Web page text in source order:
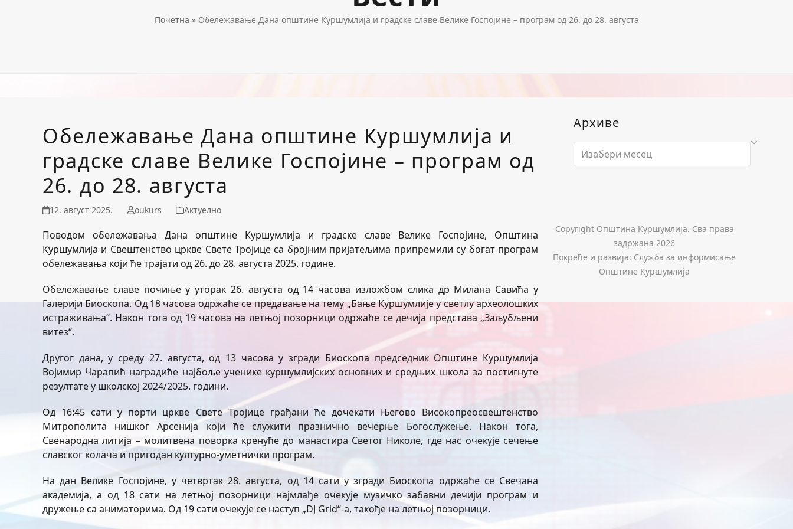
Почетна » Обележавање Дана општине Куршумлија и градске славе Велике Госпојине – програм од 26. до 28. августа
Обележавање Дана општине Куршумлија и
градске славе Велике Госпојине – програм од
26. до 28. августа
12. август 2025. oukurs Актуелно
Поводом обележавања Дана општине Куршумлија и градске славе Велике Госпојине, Општина
Куршумлија и Свештенство цркве Свете Тројице са бројним пријатељима припремили су богат програм
обележавања који ће трајати од 26. до 28. августа 2025. године.
Обележавање славе почиње у уторак 26. августа од 14 часова изложбом слика др Милана Савића у
Галерији Биоскопа. Од 18 часова одржаће се предавање на тему „Бање Куршумлије у светлу археолошких
истраживања“. Након тога од 19 часова на летњој позорници одржаће се дечија представа „Заљубљени
витез“.
Другог дана, у среду 27. августа, од 13 часова у згради Биоскопа председник Општине Куршумлија
Војимир Чарапић наградиће најбоље ученике куршумлијских основних и средњих школа за постигнуте
резултате у школској 2024/2025. години.
Од 16:45 сати у порти цркве Свете Тројице грађани ће дочекати Његово Високопреосвештенство
Митрополита нишког Арсенија који ће служити празнично вечерње Богослужење. Након тога,
Свенародна литија – молитвена поворка кренуће до манастира Светог Николе, где нас очекује сечење
славског колача и пригодан културно-уметнички програм.
На дан Велике Госпојине, у четвртак 28. августа, од 14 сати у згради Биоскопа одржаће се Свечана
академија, а од 18 сати на летњој позорници најмлађе очекује музичко забавни дечији програм и
дружење са аниматорима. Од 19 сати очекује се наступ „DJ Grid“-а, такође на летњој позорници.
Архиве
Архиве
Copyright Општина Куршумлија. Сва права
задржана 2026
Покреће и развија: Служба за информисање
Општине Куршумлија